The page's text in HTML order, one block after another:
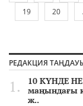
19
20
РЕДАКЦИЯ
10 КҮНДЕ НЕ
маңындағы
ж..